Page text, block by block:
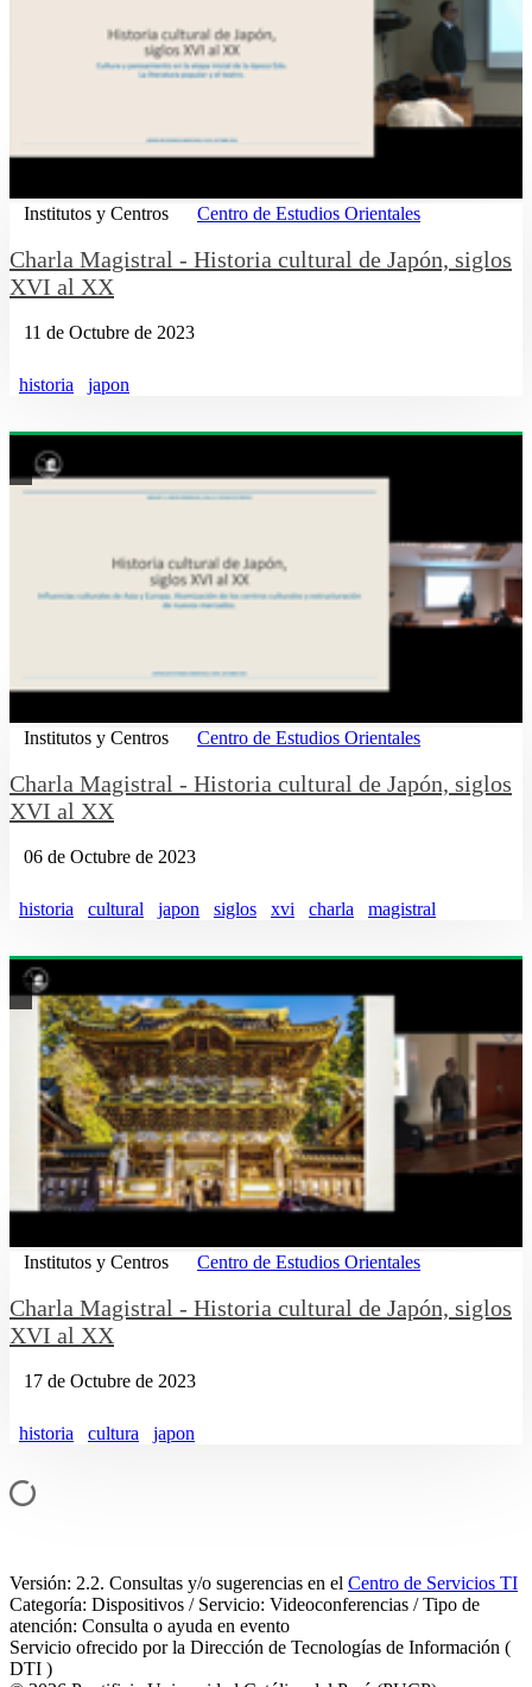
Institutos y Centros Centro de Estudios Orientales
Charla Magistral - Historia cultural de Japón, siglos
XVI al XX
11 de Octubre de 2023
historia japon
Institutos y Centros Centro de Estudios Orientales
Charla Magistral - Historia cultural de Japón, siglos
XVI al XX
06 de Octubre de 2023
historia cultural japon siglos xvi charla magistral
Institutos y Centros Centro de Estudios Orientales
Charla Magistral - Historia cultural de Japón, siglos
XVI al XX
17 de Octubre de 2023
historia cultura japon
Versión: 2.2. Consultas y/o sugerencias en el Centro de Servicios TI
Categoría: Dispositivos / Servicio: Videoconferencias / Tipo de
atención: Consulta o ayuda en evento
Servicio ofrecido por la Dirección de Tecnologías de Información (
DTI )